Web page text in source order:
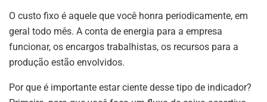
O custo fixo é aquele que você honra periodicamente, em
geral todo mês. A conta de energia para a empresa
funcionar, os encargos trabalhistas, os recursos para a
produção estão envolvidos.
Por que é importante estar ciente desse tipo de indicador?